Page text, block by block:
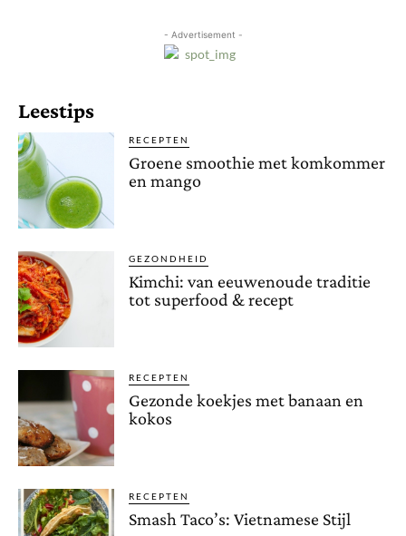
- Advertisement -
Leestips
RECEPTEN
Groene smoothie met komkommer
en mango
GEZONDHEID
Kimchi: van eeuwenoude traditie
tot superfood & recept
RECEPTEN
Gezonde koekjes met banaan en
kokos
RECEPTEN
Smash Taco’s: Vietnamese Stijl